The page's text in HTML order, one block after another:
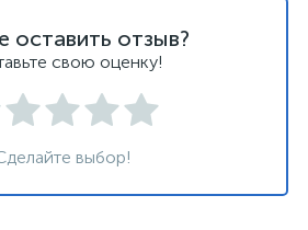
оставить отзыв?
свою оценку!
выбор!